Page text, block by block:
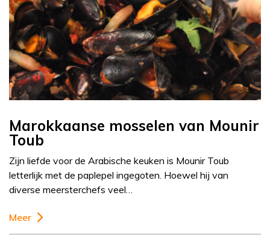
Marokkaanse mosselen van Mounir
Toub
Zijn liefde voor de Arabische keuken is Mounir Toub
letterlijk met de paplepel ingegoten. Hoewel hij van
diverse meersterchefs veel…
Meer